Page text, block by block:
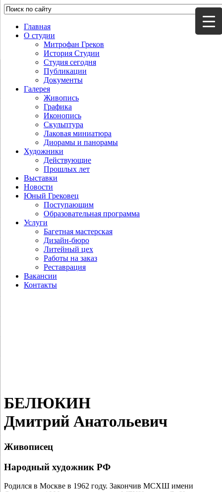
Главная
О студии
Митрофан Греков
История Студии
Студия сегодня
Публикации
Документы
Галерея
Живопись
Графика
Иконопись
Скульптура
Лаковая миниатюра
Диорамы и панорамы
Художники
Действующие
Прошлых лет
Выставки
Новости
Юный Грековец
Поступающим
Образовательная программа
Услуги
Багетная мастерская
Дизайн-бюро
Литейный цех
Работы на заказ
Реставрация
Вакансии
Контакты
БЕЛЮКИН
Дмитрий Анатольевич
Живописец
Народный художник РФ
Родился в Москве в 1962 году. Закончив МСХШ име­ни